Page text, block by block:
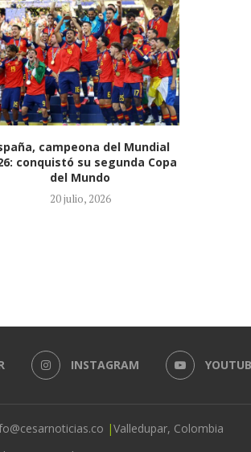
despide una historia
se convirtió en leyenda: así
será la...
14 julio, 2026
INSTAGRAM
Valledupar, Colombia